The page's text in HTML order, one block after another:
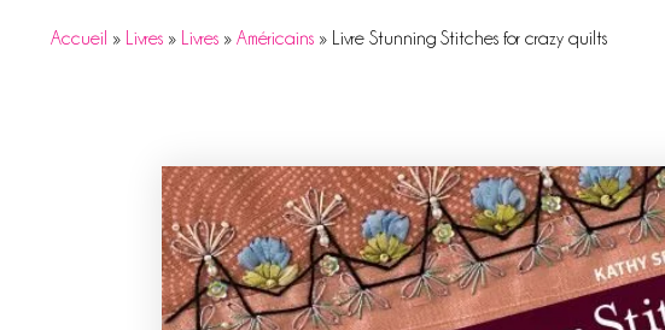
Accueil » Livres » Livres » Américains » Livre Stunning Stitches for crazy quilts